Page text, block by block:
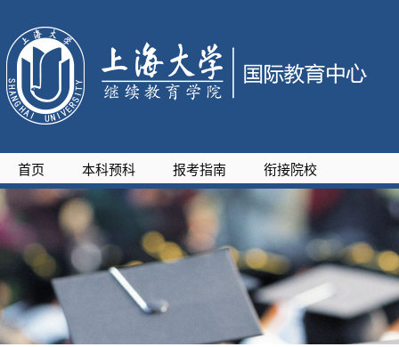
首页 本科预科 报考指南 衔接院校